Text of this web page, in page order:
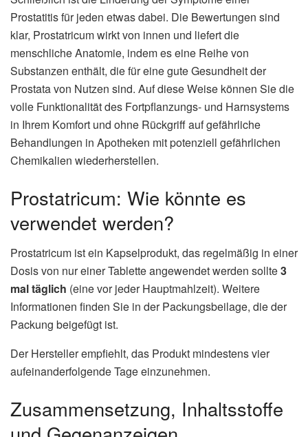
Prostatitis für jeden etwas dabei. Die Bewertungen sind
klar, Prostatricum wirkt von innen und liefert die
menschliche Anatomie, indem es eine Reihe von
Substanzen enthält, die für eine gute Gesundheit der
Prostata von Nutzen sind. Auf diese Weise können Sie die
volle Funktionalität des Fortpflanzungs- und Harnsystems
in Ihrem Komfort und ohne Rückgriff auf gefährliche
Behandlungen in Apotheken mit potenziell gefährlichen
Chemikalien wiederherstellen.
Prostatricum: Wie könnte es
verwendet werden?
Prostatricum ist ein Kapselprodukt, das regelmäßig in einer
Dosis von nur einer Tablette angewendet werden sollte3
mal täglich (eine vor jeder Hauptmahlzeit). Weitere
Informationen finden Sie in der Packungsbeilage, die der
Packung beigefügt ist.
Der Hersteller empfiehlt, das Produkt mindestens vier
aufeinanderfolgende Tage einzunehmen.
Zusammensetzung, Inhaltsstoffe